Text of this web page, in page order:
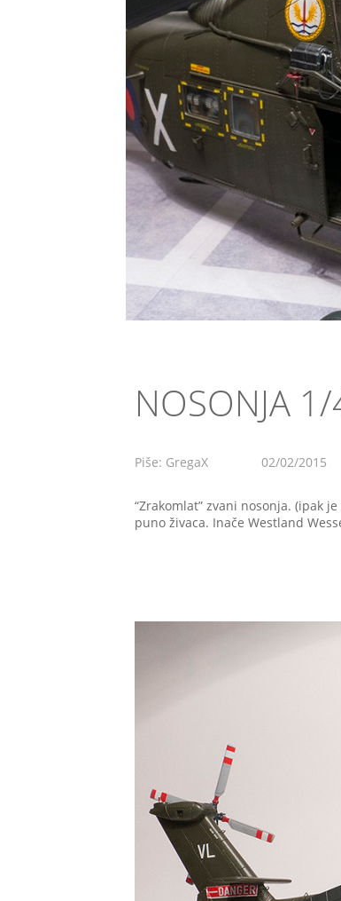
NOSONJA
Piše: GregaX 02/02/2015
“Zrakomlat” zvani nosonja. (ipak
puno živaca. Inače Westland